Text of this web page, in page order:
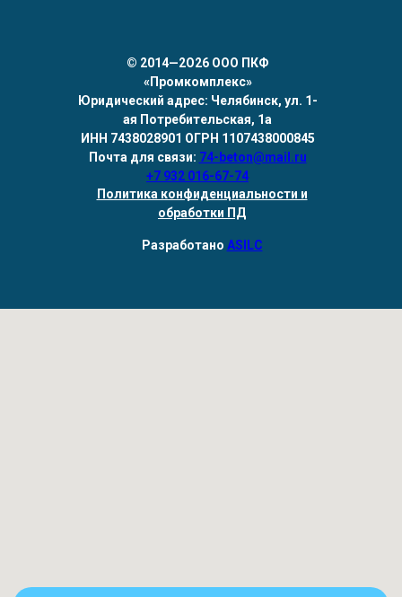
© 2014—2О26 ООО ПКФ
«Промкомплекс»
Юридический адрес: Челябинск, ул. 1-
ая Потребительская, 1а
ИНН 7438028901 ОГРН 1107438000845
Почта для связи: 74-beton@mail.ru
+7 932 016-67-74
Разработано ASILC
Политика конфиденциальности и
обработки ПД